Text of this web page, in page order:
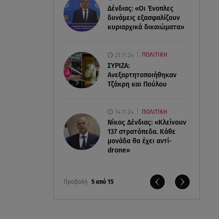
Δένδιας: «Οι Ένοπλες
δυνάμεις εξασφαλίζουν
κυριαρχικά δικαιώματα»
21.11.24 ΠΟΛΙΤΙΚΗ
ΣΥΡΙΖΑ:
Ανεξαρτητοποιήθηκαν
Τζάκρη και Πούλου
14.11.24 ΠΟΛΙΤΙΚΗ
Νίκος Δένδιας: «Κλείνουν
137 στρατόπεδα. Kάθε
μονάδα θα έχει αντί-
drone»
Προβολή 5 από 15